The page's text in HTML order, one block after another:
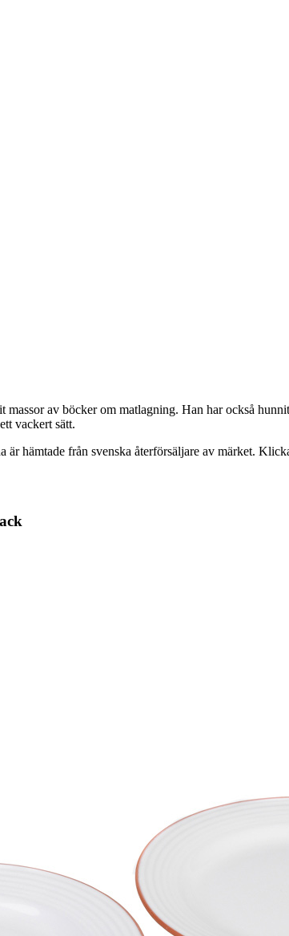
av böcker om matlagning. Han har också
vackert sätt.
hämtade från svenska återförsäljare av märket.